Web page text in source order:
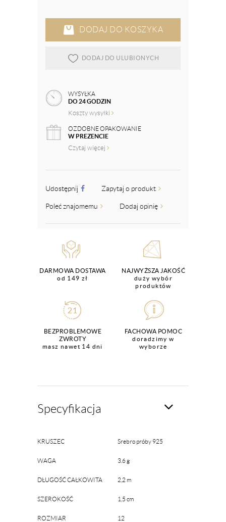
DODAJ DO KOSZYKA
DODAJ DO ULUBIONYCH
WYSYŁKA
DO 24 GODZIN
Koszty wysyłki
OZDOBNE OPAKOWANIE
W PREZENCIE
Czytaj więcej
Udostępnij Zapytaj o produkt
Poleć znajomemu Dodaj opinię
DARMOWA DOSTAWA
od 149 zł
NAJWYŻSZA JAKOŚĆ
duży wybór
produktów
BEZPROBLEMOWE
ZWROTY
masz nawet 14 dni
FACHOWA POMOC
doradzimy w
wyborze
Specyfikacja
KRUSZEC Srebro próby 925
WAGA 3.6 g
DŁUGOŚĆ CAŁKOWITA 2,2 m
SZEROKOŚĆ 1,5 cm
ROZMIAR 12